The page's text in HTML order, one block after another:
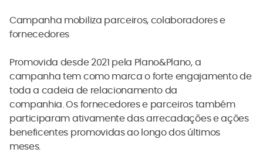
Campanha mobiliza parceiros, colaboradores e
fornecedores
Promovida desde 2021 pela Plano&Plano, a
campanha tem como marca o forte engajamento de
toda a cadeia de relacionamento da
companhia. Os fornecedores e parceiros também
participaram ativamente das arrecadações e ações
beneficentes promovidas ao longo dos últimos
meses.